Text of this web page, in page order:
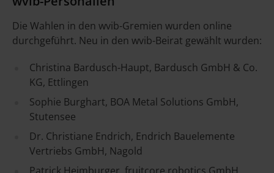
Die Wahlen in den wvib-Gremien wurden online
durchgeführt. Neu in den wvib-Beirat gewählt wurden:
Christina Bardusch-Haupt, Bardusch GmbH & Co.
KG, Ettlingen
Sophie Burghart, BOA Metal Solutions GmbH,
Stutensee
Dr. Christiane Endrich, Endrich Bauelemente
Vertriebs GmbH, Nagold